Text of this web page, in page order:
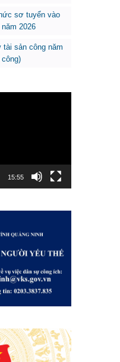
sơ tuyển vào
2026
sản công năm
15:55